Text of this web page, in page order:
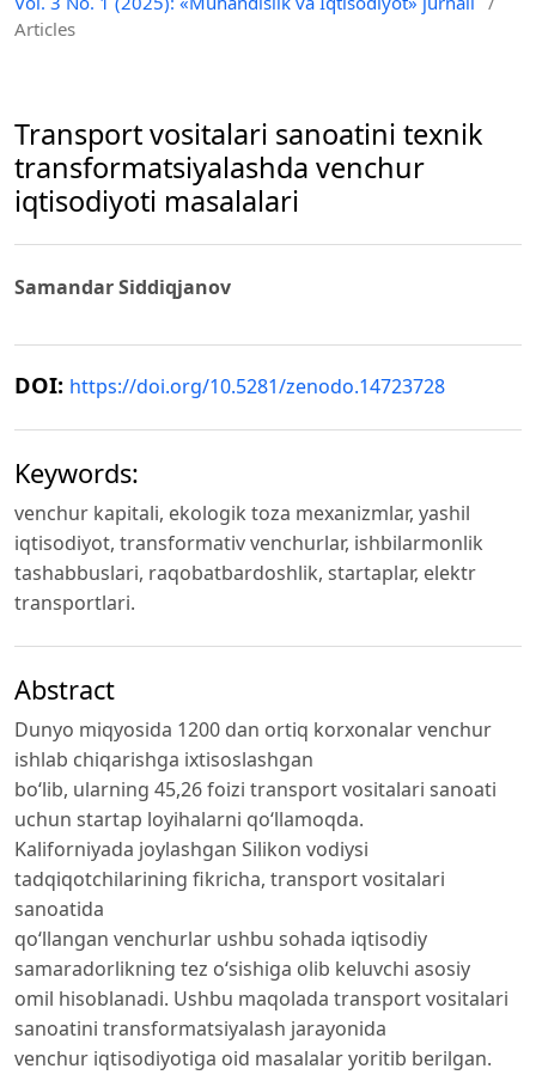
Articles
Transport vositalari sanoatini texnik
transformatsiyalashda venchur
iqtisodiyoti masalalari
Samandar Siddiqjanov
DOI: https://doi.org/10.5281/zenodo.14723728
Keywords:
venchur kapitali, ekologik toza mexanizmlar, yashil
iqtisodiyot, transformativ venchurlar, ishbilarmonlik
tashabbuslari, raqobatbardoshlik, startaplar, elektr
transportlari.
Abstract
Dunyo miqyosida 1200 dan ortiq korxonalar venchur
ishlab chiqarishga ixtisoslashgan
bo‘lib, ularning 45,26 foizi transport vositalari sanoati
uchun startap loyihalarni qo‘llamoqda.
Kaliforniyada joylashgan Silikon vodiysi
tadqiqotchilarining fikricha, transport vositalari
sanoatida
qo‘llangan venchurlar ushbu sohada iqtisodiy
samaradorlikning tez o‘sishiga olib keluvchi asosiy
omil hisoblanadi. Ushbu maqolada transport vositalari
sanoatini transformatsiyalash jarayonida
venchur iqtisodiyotiga oid masalalar yoritib berilgan.